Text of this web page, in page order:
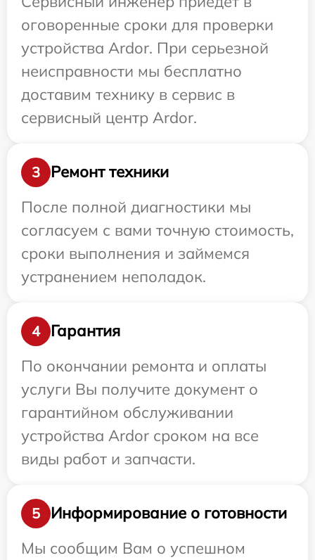
оговоренные сроки для проверки
устройства Ardor. При серьезной
неисправности мы бесплатно
доставим технику в сервис в
сервисный центр Ardor.
3
Ремонт техники
После полной диагностики мы
согласуем с вами точную стоимость,
сроки выполнения и займемся
устранением неполадок.
4
Гарантия
По окончании ремонта и оплаты
услуги Вы получите документ о
гарантийном обслуживании
устройства Ardor сроком на все
виды работ и запчасти.
5
Информирование о готовности
Мы сообщим Вам о успешном